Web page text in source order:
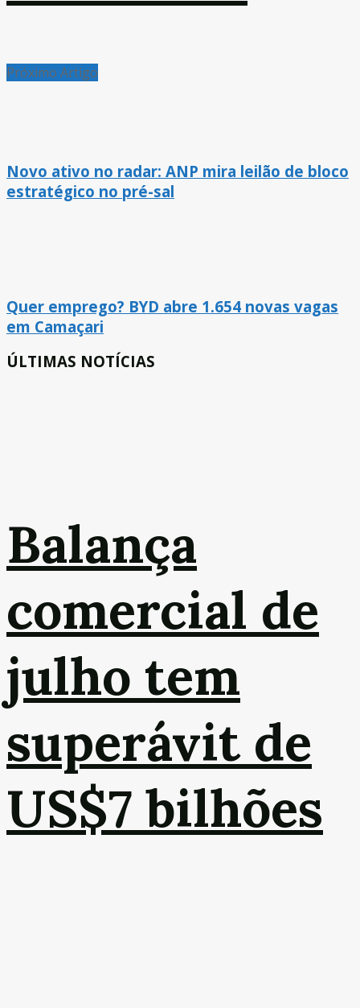
Próximo Artigo
Novo ativo no radar: ANP mira leilão de bloco
estratégico no pré-sal
Quer emprego? BYD abre 1.654 novas vagas
em Camaçari
ÚLTIMAS NOTÍCIAS
Balança
comercial de
julho tem
superávit de
US$7 bilhões